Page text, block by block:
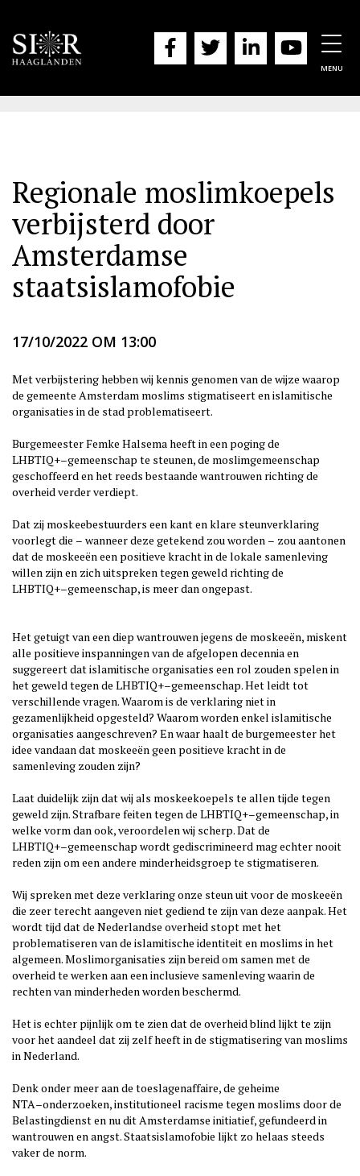
MENU
Regionale moslimkoepels
verbijsterd door
Amsterdamse
staatsislamofobie
17/10/2022 OM 13:00
Met verbijstering hebben wij kennis genomen van de wijze waarop
de gemeente Amsterdam moslims stigmatiseert en islamitische
organisaties in de stad problematiseert.
Burgemeester Femke Halsema heeft in een poging de
LHBTIQ+–gemeenschap te steunen, de moslimgemeenschap
geschoffeerd en het reeds bestaande wantrouwen richting de
overheid verder verdiept.
Dat zij moskeebestuurders een kant en klare steunverklaring
voorlegt die – wanneer deze getekend zouworden – zou aantonen
dat de moskeeëneen positieve kracht in de lokale samenleving
willen zijn en zichuitspreken tegen geweld richting de
LHBTIQ+–gemeenschap, is meer danongepast.
Het getuigt van een diep wantrouwen jegens de moskeeën, miskent
alle positieve inspanningen van de afgelopen decennia en
suggereert datislamitische organisaties een rol zouden spelen in
het geweld tegen de LHBTIQ+–gemeenschap. Het leidt tot
verschillende vragen. Waarom is de verklaring niet in
gezamenlijkheid opgesteld? Waarom worden enkel islamitische
organisaties aangeschreven? En waar haalt de burgemeesterhet
idee vandaan dat moskeeën geen positieve kracht in de
samenleving zouden zijn?
Laat duidelijk zijn dat wij als moskeekoepels te allen tijde tegen
geweld zijn. Strafbare feiten tegen de LHBTIQ+–gemeenschap, in
welke vorm danook, veroordelen wij scherp. Dat de
LHBTIQ+–gemeenschap wordtgediscrimineerd mag echter nooit
reden zijn om een andere minderheidsgroep te stigmatiseren.
Wij spreken met deze verklaring onze steun uit voor de moskeeën
die zeerterecht aangeven niet gediend te zijn van deze aanpak. Het
wordt tijd datde Nederlandse overheid stopt met het
problematiseren van de islamitische identiteit en moslims in het
algemeen. Moslimorganisaties zijnbereid om samen met de
overheid te werken aan een inclusieve samenleving waarin de
rechten van minderheden worden beschermd.
Het is echter pijnlijk om te zien dat de overheid blind lijkt te zijn
voor hetaandeel dat zij zelf heeft in de stigmatisering van moslims
inNederland.
Denk onder meer aan de toeslagenaffaire, de geheime
NTA–onderzoeken,institutioneel racisme tegen moslims door de
Belastingdienst en nu ditAmsterdamse initiatief, gefundeerd in
wantrouwen en angst.Staatsislamofobie lijkt zo helaas steeds
vaker de norm.